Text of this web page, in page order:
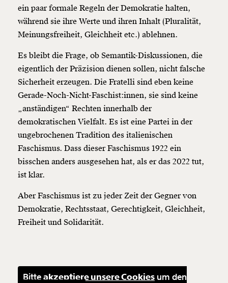
ausdrucken oder weiterleiten und verschenken
Weiter
1/3
ein paar formale Regeln der Demokratie halten,
während sie ihre Werte und ihren Inhalt (Pluralität,
Meinungsfreiheit, Gleichheit etc.) ablehnen.
Es bleibt die Frage, ob Semantik-Diskussionen, die
eigentlich der Präzision dienen sollen, nicht falsche
Sicherheit erzeugen. Die Fratelli sind eben keine
Gerade-Noch-Nicht-Faschist:innen, sie sind keine
„anständigen“ Rechten innerhalb der
demokratischen Vielfalt. Es ist eine Partei in der
ungebrochenen Tradition des italienischen
Faschismus. Dass dieser Faschismus 1922 ein
bisschen anders ausgesehen hat, als er das 2022 tut,
ist klar.
Aber Faschismus ist zu jeder Zeit der Gegner von
Demokratie, Rechtsstaat, Gerechtigkeit, Gleichheit,
Freiheit und Solidarität.
Bitteakzeptiere unsere Cookies um den